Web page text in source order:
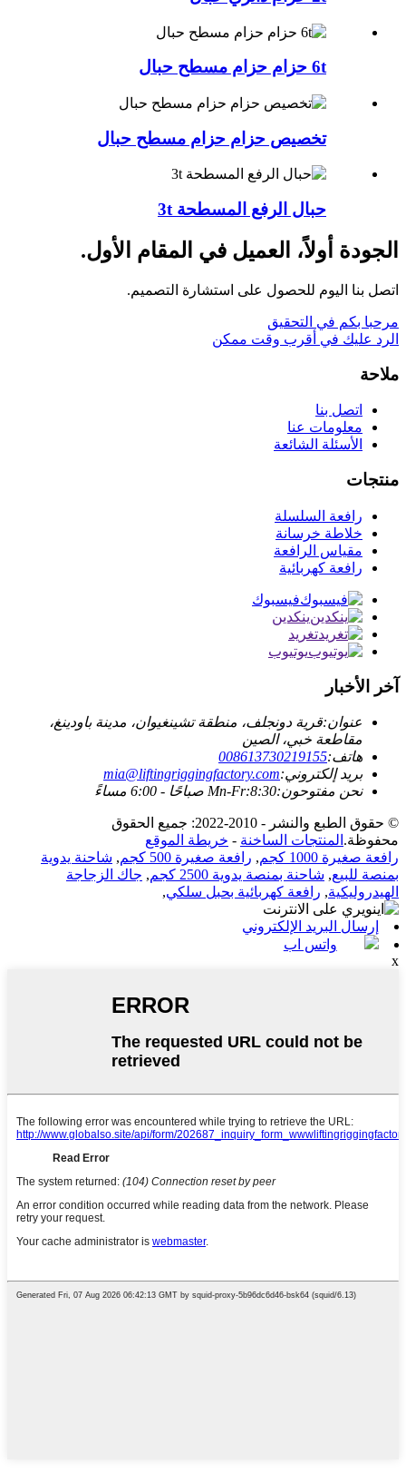
6t حزام حزام مسطح حبال
تخصيص حزام حزام مسطح حبال
حبال الرفع المسطحة 3t
الجودة أولاً، العميل في المقام الأول.
اتصل بنا اليوم للحصول على استشارة التصميم.
مرحبا بكم في التحقيق
الرد عليك في أقرب وقت ممكن
ملاحة
اتصل بنا
معلومات عنا
الأسئلة الشائعة
منتجات
رافعة السلسلة
خلاطة خرسانة
مقياس الرافعة
رافعة كهربائية
فيسبوك
ينكدين
تغريد
يوتيوب
آخر الأخبار
عنوان:قرية دونجلف، منطقة تشينغيوان، مدينة باودينغ،
مقاطعة خبي، الصين
هاتف:008613730219155
بريد إلكتروني:mia@liftingriggingfactory.com
نحن مفتوحون:Mn-Fr:8:30 صباحًا - 6:00 مساءً
© حقوق الطبع والنشر - 2010-2022: جميع الحقوق
محفوظة. المنتجات الساخنة - خريطة الموقع
رافعة صغيرة 1000 كجم
, رافعة صغيرة 500 كجم , شاحنة يدوية
بمنصة للبيع, شاحنة بمنصة يدوية 2500 كجم , جاك الزجاجة
الهيدروليكية, رافعة كهربائية بحبل سلكي,
إرسال البريد الإلكتروني
واتس اب
x